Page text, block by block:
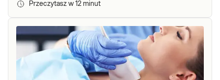
Przeczytasz w 12 minut